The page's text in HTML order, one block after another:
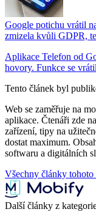
Google potichu vrátil
zmizela kvůli GDPR,
Aplikace Telefon od
hovory. Funkce se
Tento článek byl
Web se zaměřuje na
aplikace. Čtenáři zde
zařízení, tipy na
dostat maximum.
softwaru a digitálních
Všechny články
Další články z